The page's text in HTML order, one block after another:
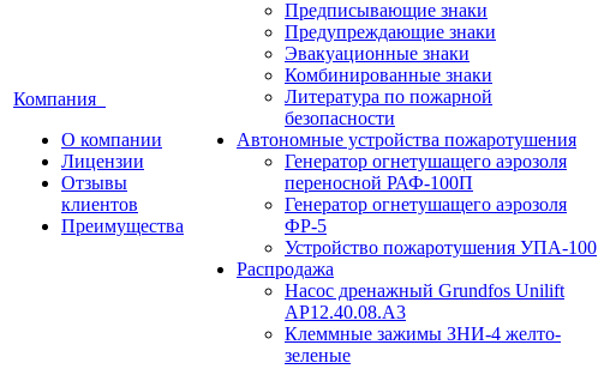
Компания
О компании
Лицензии
Отзывы
клиентов
Преимущества
Предписывающие знаки
Предупреждающие знаки
Эвакуационные знаки
Комбинированные знаки
Литература по пожарной
безопасности
Автономные устройства пожаротушения
Генератор огнетушащего аэрозоля
переносной РАФ-100П
Генератор огнетушащего аэрозоля
ФР-5
Устройство пожаротушения УПА-100
Распродажа
Насос дренажный Grundfos Unilift
АP12.40.08.A3
Клеммные зажимы ЗНИ-4 желто-
зеленые